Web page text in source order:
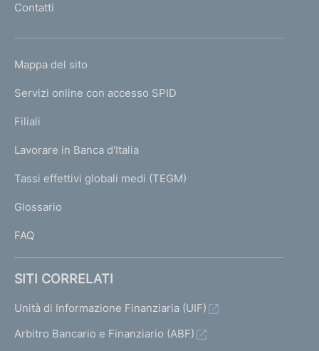
m
e
a
g
Contatti
L
N
K
T
I
I
Mappa del sito
Servizi online con accesso SPID
Filiali
Lavorare in Banca d'Italia
Tassi effettivi globali medi (TEGM)
Glossario
FAQ
SITI CORRELATI
Unità di Informazione Finanziaria (UIF)
Arbitro Bancario e Finanziario (ABF)